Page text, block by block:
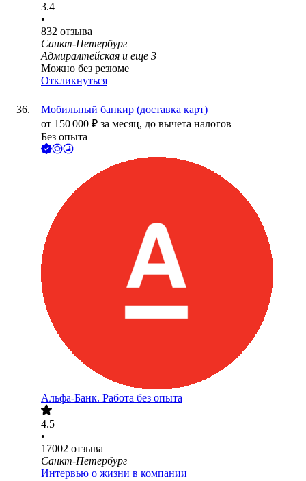
3.4
•
832 отзыва
Санкт-Петербург
Адмиралтейская и еще 3
Можно без резюме
Откликнуться
Мобильный банкир (доставка карт)
от 150 000 ₽ за месяц, до вычета налогов
Без опыта
Альфа-Банк. Работа без опыта
4.5
•
17002 отзыва
Санкт-Петербург
Интервью о жизни в компании